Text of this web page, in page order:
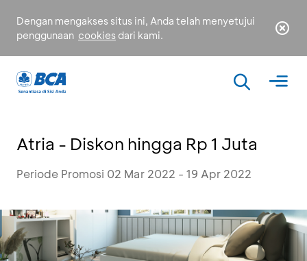
Dengan mengakses situs ini, Anda telah menyetujui
penggunaan cookies dari kami.
Atria - Diskon hingga Rp 1 Juta
Periode Promosi 02 Mar 2022 - 19 Apr 2022